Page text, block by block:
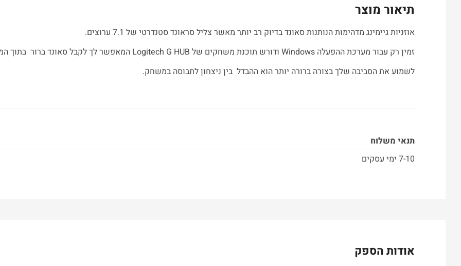
תיאור מוצר
אוזניות גיימינג מדהימות הנותנות סאונד בדיוק רב יותר מאשר צליל סראונד סטנדרטי של 7.1 ערוצים.
זמין רק עבור מערכת ההפעלה Windows ודורש תוכנת משחקים של Logitech G HUB המאפשר לך לקבל סאונד ברור בתוך המשחק כדי לזהות בבירור מיקום ומרחק בנוף תלת ממדי.
לשמוע את הסביבה שלך בצורה ברורה יותר הוא ההבדל בין ניצחון לתבוסה במשחק.
תנאי משלוח
7-10 ימי עסקים
אודות הספק